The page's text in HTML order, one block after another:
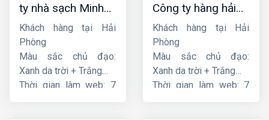
ty nhà sạch Minh
Dương
Khách hàng tại Hải
Phòng
Màu sắc chủ đạo:
Xanh da trời + Trắng
Thời gian làm web: 7
Công ty hàng hải
liên minh
Khách hàng tại Hải
Phòng
Màu sắc chủ đạo:
Xanh da trời + Trắng
Thời gian làm web: 7